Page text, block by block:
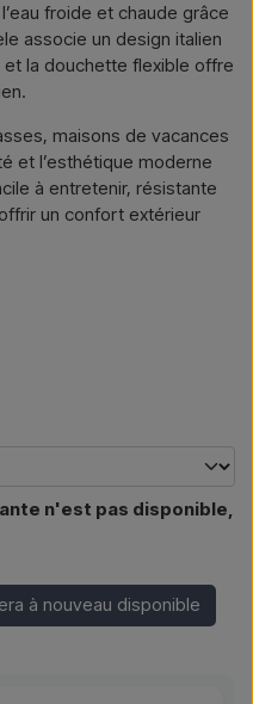
froide et chaude grâce
associe un design italien
la douchette flexible offre
maisons de vacances
et l’esthétique moderne
à entretenir, résistante
un confort extérieur
n'est pas disponible,
à nouveau disponible